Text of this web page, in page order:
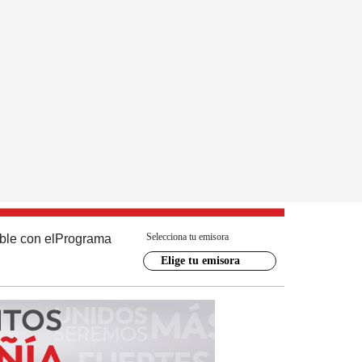
con el Programa Selecciona tu emisora
Elige tu emisora